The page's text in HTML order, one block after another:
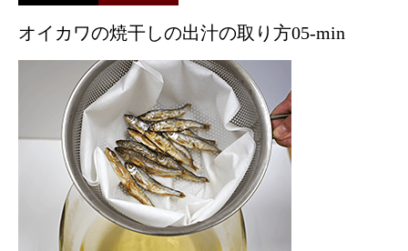
オイカワの焼干しの出汁の取り方05-min